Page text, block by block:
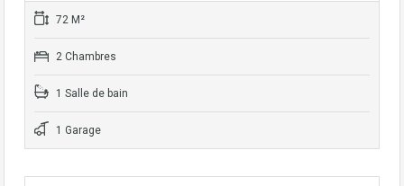
72 M²
2 Chambres
1 Salle de bain
1 Garage